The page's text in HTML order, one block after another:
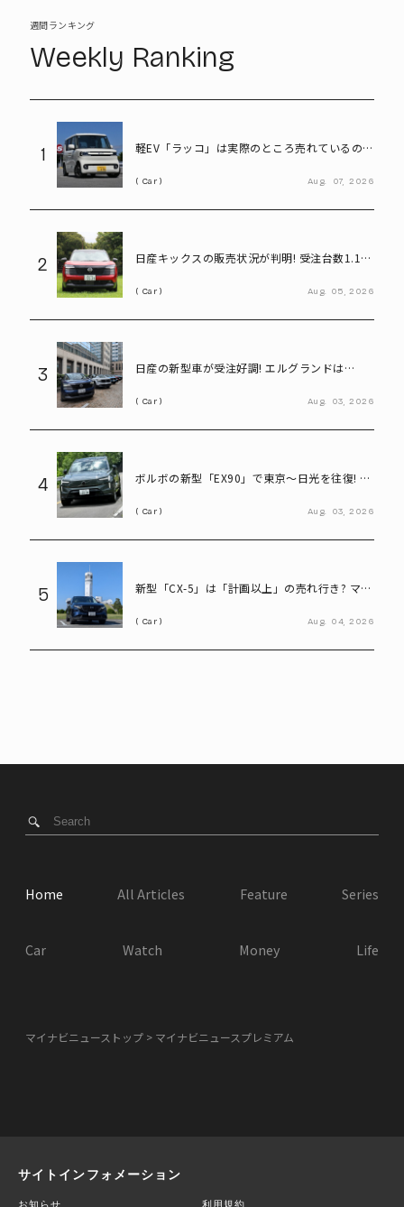
週間ランキング
Weekly Ranking
1
軽EV「ラッコ」は実際のところ売れているの
Car Aug. 07, 2026
2
日産キックスの販売状況が判明! 受注台数1.1台
Car Aug. 05, 2026
3
日産の新型車が受注好調! エルグランドは
Car Aug. 03, 2026
4
ボルボの新型「EX90」で東京～日光を往復! い
Car Aug. 03, 2026
5
新型「CX-5」は「計画以上」の売れ行き? マツ
Car Aug. 04, 2026
Home All Articles Feature Series
Car Watch Money Life
マイナビニューストップ マイナビニュースプレミアム
サイトインフォメーション
お知らせ 利用規約